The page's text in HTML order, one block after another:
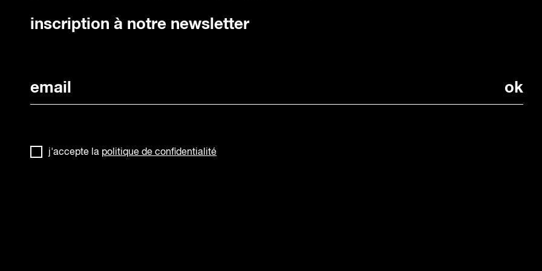
inscription à notre newsletter
j'accepte la politique de confidentialité